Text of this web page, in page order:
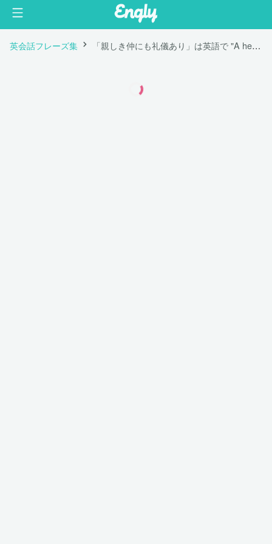
英会話フレーズ集 「親しき仲にも礼儀あり」は英語で "A hedge between keeps friendship green."